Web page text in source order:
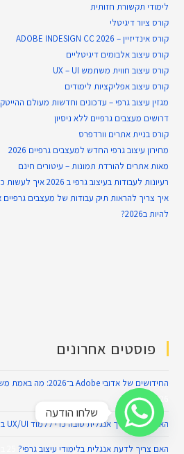
לימודי תקשורת חזותית
קורס ציור דיגיטלי
קורס אינדיזיין – ADOBE INDESIGN CC 2026
קורס עיצוב אלבומים דיגיטליים
קורס עיצוב חווית משתמש UX – UI
קורס עיצוב אפליקציות לימודים
מגזין עיצוב גרפי – עדכונים וחדשות מעולם ההייטק
דרושים מעצבים גרפיים ללא ניסיון
קורס בניית אתרים וורדפרס
מחירון עיצוב גרפי החדש למעצבים גרפיים 2026
מאות אתרים להורדת תמונות – עיטורים חינם
רעיונות לעבודות בעיצוב גרפי ב 2026 איך לעשות כסף והרבה?
להיות ב2026?
פוסטים אחרונים
החידושים של אדובי Adobe ב־2026: מה באמת משתנה בעבודה של מעצבים גרפיים
26 במאי 2026
האם באמת צריך אנגלית טובה כדי ללמוד UX/UI בשנת 2026?
האם צריך לדעת אנגלית בלימודי עיצוב גרפי?
שלחו הודעה